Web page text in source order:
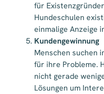
für
Hundeschulen
einmalige Anzeige
Kundengewinnung
Menschen suchen
für ihre Probleme.
nicht gerade
Lösungen um